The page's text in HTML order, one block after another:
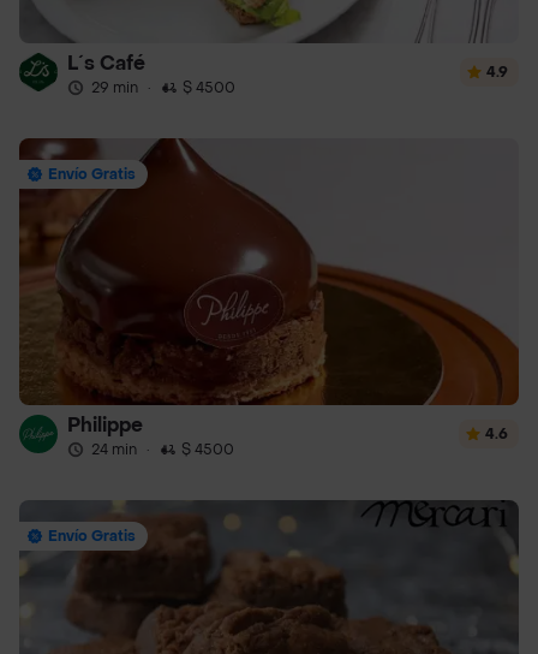
L´s Café
29 min · $ 4500
4.9
Envío Gratis
Philippe
24 min · $ 4500
4.6
Envío Gratis